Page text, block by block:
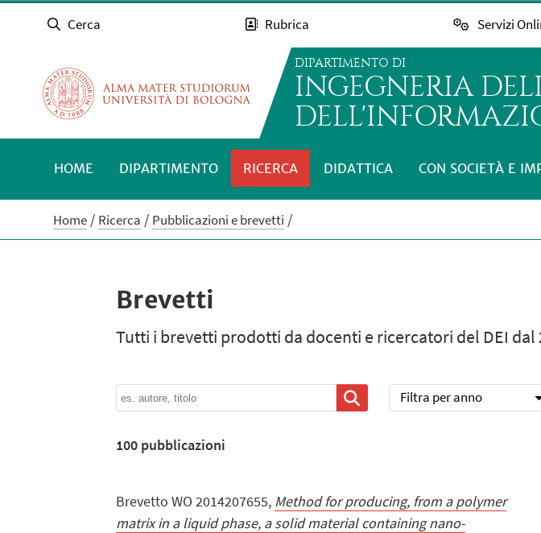
Cerca Rubrica Servizi
DIPARTIMENTO DI
INGEGNERIA
HOME DIPARTIMENTO RICERCA DIDATTICA CON SOCIETÀ E
Home Ricerca Pubblicazioni e brevetti
Brevetti
Tutti i brevetti prodotti da docenti e ricercatori del DEI dal
Filtra per anno
100pubblicazioni
Brevetto WO 2014207655, Method for producing, from a polymer
matrix in a liquid phase, a solid material containing nano-